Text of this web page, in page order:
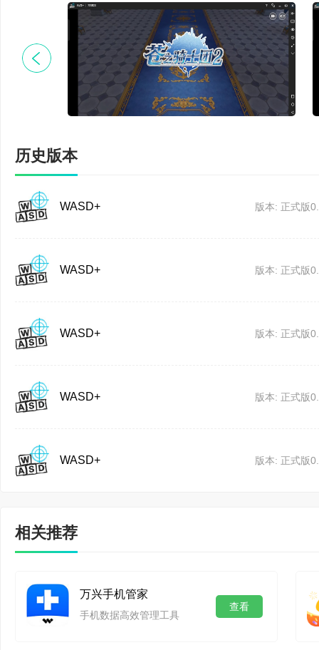
括多套映射场景，快捷
是不一样的，需要切换
乎原生电脑。另外也提
可以实现场景自动切换
本键，可以支持用户多
等功能。操作都是很简
【安全可靠】
WASD+ 使用投屏技
题，安全可靠。另外
WASD+ 使用投屏技
管你是用来玩游戏，还
大幅提高操作的准确率
比如：传输码率、分辨
【上班摸鱼】
WASD+ 还可以帮助
历史版本
WASD+ 版本: 正式版
WASD+ 版本: 正式版
WASD+ 版本: 正式版
WASD+ 版本: 正式版
WASD+ 版本: 正式版
相关推荐
万兴手机管家
手机数据高效管理工具
查看